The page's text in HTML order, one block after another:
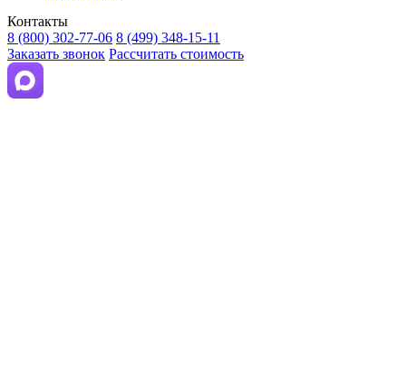
Контакты
8 (800) 302-77-06 8 (499) 348-15-11
Заказать звонок Рассчитать стоимость